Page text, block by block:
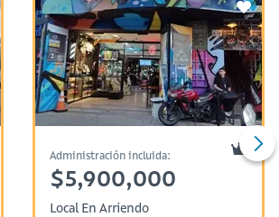
Administración incluida:
$5,900,000
Local En Arriendo